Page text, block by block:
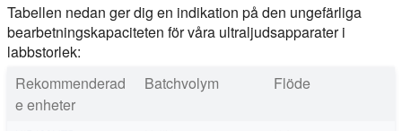
Tabellen nedan ger dig en indikation på den ungefärliga
bearbetningskapaciteten för våra ultraljudsapparater i
labbstorlek:
Rekommenderad
e enheter
Batchvolym Flöde